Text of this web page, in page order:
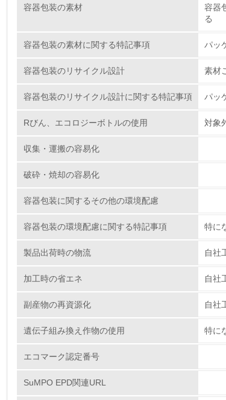
<L2> 環境配慮型製品・サービス
非該当（包装・物流を必要とする
15. <L1> 環境負荷ができるだけ小さい
16. <L2> 環境負荷ができるだけ小さい
容器包装の素材
容器
る
容器包装の素材に関する特記事項 パッ
容器包装のリサイクル設計 素材
容器包装のリサイクル設計に関する特記事項 パッ
Rびん、エコロジーボトルの使用 対象
収集・運搬の容易化
破砕・焼却の容易化
容器包装に関するその他の環境配慮
容器包装の環境配慮に関する特記事項 特に
製品出荷時の物流 自社
加工時の省エネ 自社
副産物の再資源化 自社
遺伝子組み換え作物の使用 特に
エコマーク認定番号
SuMPO EPD関連URL